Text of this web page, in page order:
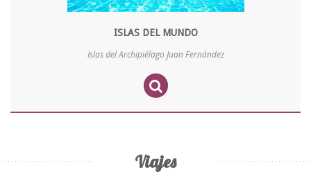
ISLAS DEL MUNDO
Islas del Archipiélago Juan Fernández
Viajes